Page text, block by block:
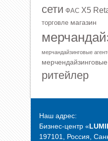
сети ФАС Х5
торговле магазин
мерчандайзинговые
мерчендайзинговые
ритейлер
Наш адрес:
Бизнес-центр «
197101, Россия,